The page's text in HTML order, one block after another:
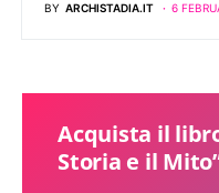
BY ARCHISTADIA.IT 6
Acquista il
Storia e il